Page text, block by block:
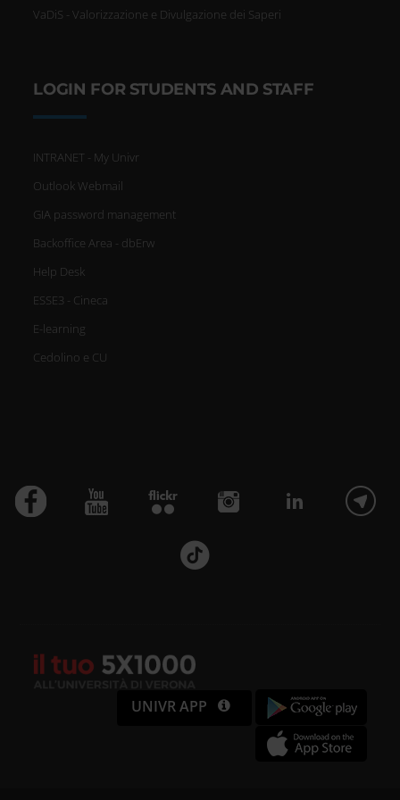
VaDiS - Valorizzazione e Divulgazione dei Saperi
LOGIN FOR STUDENTS AND STAFF
INTRANET - My Univr
Outlook Webmail
GIA password management
Backoffice Area - dbErw
Help Desk
ESSE3 - Cineca
E-learning
Cedolino e CU
UNIVR APP